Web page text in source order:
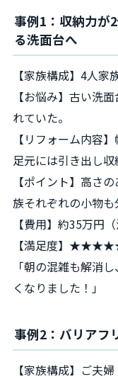
事例1：収納力が
る洗面台へ
【家族構成】4人家
【お悩み】古い洗
れていた。
【リフォーム内容
足元には引き出し収
【ポイント】高さ
族それぞれの小物も
【費用】約35万円
【満足度】
「朝の混雑も解消
くなりました！」
事例2：バリアフ
【家族構成】ご夫